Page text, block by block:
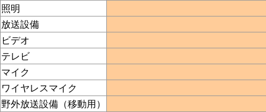
照明
放送設備
ビデオ
テレビ
マイク
ワイヤレスマイク
野外放送設備（移動用）